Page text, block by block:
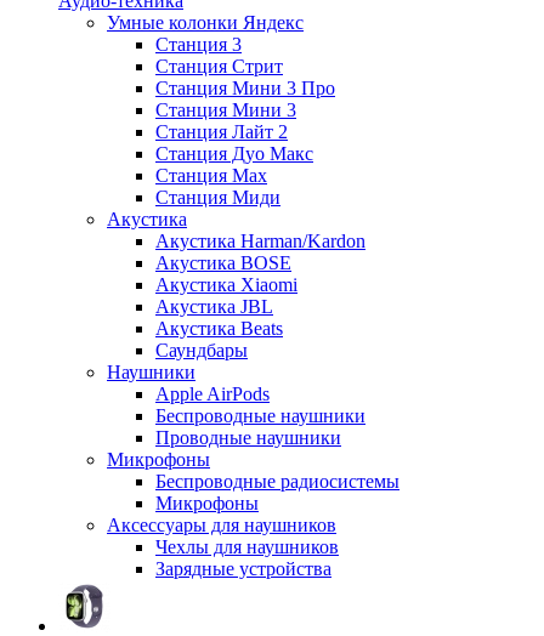
Умные колонки Яндекс
Станция 3
Станция Стрит
Станция Мини 3 Про
Станция Мини 3
Станция Лайт 2
Станция Дуо Макс
Станция Max
Станция Миди
Акустика
Акустика Harman/Kardon
Акустика BOSE
Акустика Xiaomi
Акустика JBL
Акустика Beats
Саундбары
Наушники
Apple AirPods
Беспроводные наушники
Проводные наушники
Микрофоны
Беспроводные радиосистемы
Микрофоны
Аксессуары для наушников
Чехлы для наушников
Зарядные устройства